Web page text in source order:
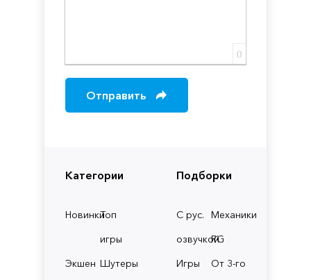
Категории
НовинкиТоп
игры
Экшен Шутеры
Подборки
С рус.
озвучкой
Механики
RG
Игры
От 3-го
0
Отправить